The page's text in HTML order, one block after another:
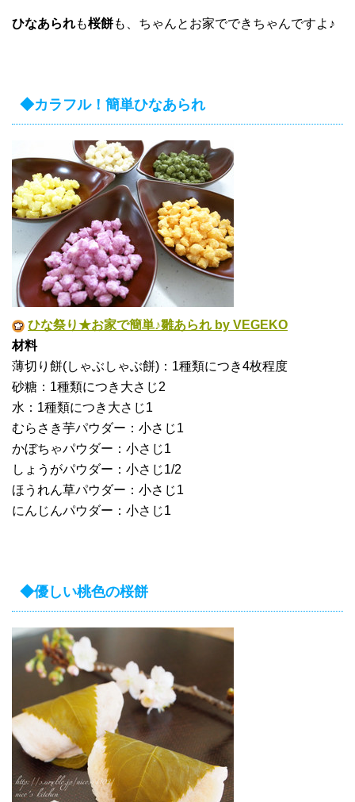
ひなあられも桜餅も、ちゃんとお家でできちゃんですよ♪
◆カラフル！簡単ひなあられ
ひな祭り★お家で簡単♪雛あられ by VEGEKO
材料
薄切り餅(しゃぶしゃぶ餅)：1種類につき4枚程度
砂糖：1種類につき大さじ2
水：1種類につき大さじ1
むらさき芋パウダー：小さじ1
かぼちゃパウダー：小さじ1
しょうがパウダー：小さじ1/2
ほうれん草パウダー：小さじ1
にんじんパウダー：小さじ1
◆優しい桃色の桜餅